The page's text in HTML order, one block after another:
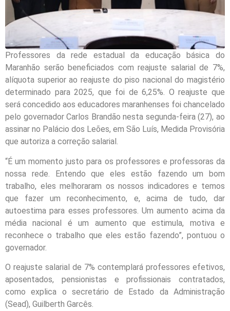
Professores da rede estadual da educação básica do
Maranhão serão beneficiados com reajuste salarial de 7%,
alíquota superior ao reajuste do piso nacional do magistério
determinado para 2025, que foi de 6,25%. O reajuste que
será concedido aos educadores maranhenses foi chancelado
pelo governador Carlos Brandão nesta segunda-feira (27), ao
assinar no Palácio dos Leões, em São Luís, Medida Provisória
que autoriza a correção salarial.
“É um momento justo para os professores e professoras da
nossa rede. Entendo que eles estão fazendo um bom
trabalho, eles melhoraram os nossos indicadores e temos
que fazer um reconhecimento, e, acima de tudo, dar
autoestima para esses professores. Um aumento acima da
média nacional é um aumento que estimula, motiva e
reconhece o trabalho que eles estão fazendo”, pontuou o
governador.
O reajuste salarial de 7% contemplará professores efetivos,
aposentados, pensionistas e profissionais contratados,
como explica o secretário de Estado da Administração
(Sead), Guilberth Garcês.